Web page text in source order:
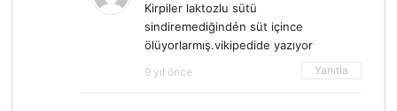
Kirpiler laktozlu sütü
sindiremediğindén süt içince
ölüyorlarmış.vikipedide yazıyor
9 yıl önce Yanıtla